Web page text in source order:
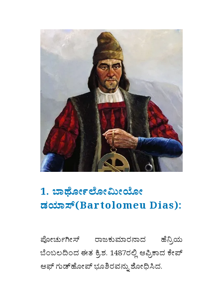
1. ಬಾರ್ಥೋಲೋಮೀಯೋ
ಡಯಾಸ್(Bartolomeu Dias):
ಪೋರ್ಚುಗೀಸ್ ರಾಜಕುಮಾರನಾದ ಹೆನ್ರಿಯ
ಬೆಂಬಲದಿಂದ ಈತ ಕ್ರಿ.ಶ. 1487ರಲ್ಲಿ ಆಫ್ರಿಕಾದ ಕೇಪ್
ಆಫ್ ಗುಡ್‌ಹೋಪ್ ಭೂಶಿರವನ್ನು ಶೋಧಿಸಿದ.